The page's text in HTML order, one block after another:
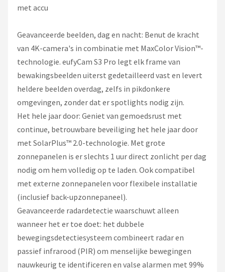
met accu
Geavanceerde beelden, dag en nacht: Benut de kracht
van 4K-camera's in combinatie met MaxColor Vision™-
technologie. eufyCam S3 Pro legt elk frame van
bewakingsbeelden uiterst gedetailleerd vast en levert
heldere beelden overdag, zelfs in pikdonkere
omgevingen, zonder dat er spotlights nodig zijn.
Het hele jaar door: Geniet van gemoedsrust met
continue, betrouwbare beveiliging het hele jaar door
met SolarPlus™ 2.0-technologie. Met grote
zonnepanelen is er slechts 1 uur direct zonlicht per dag
nodig om hem volledig op te laden. Ook compatibel
met externe zonnepanelen voor flexibele installatie
(inclusief back-upzonnepaneel).
Geavanceerde radardetectie waarschuwt alleen
wanneer het er toe doet: het dubbele
bewegingsdetectiesysteem combineert radar en
passief infrarood (PIR) om menselijke bewegingen
nauwkeurig te identificeren en valse alarmen met 99%